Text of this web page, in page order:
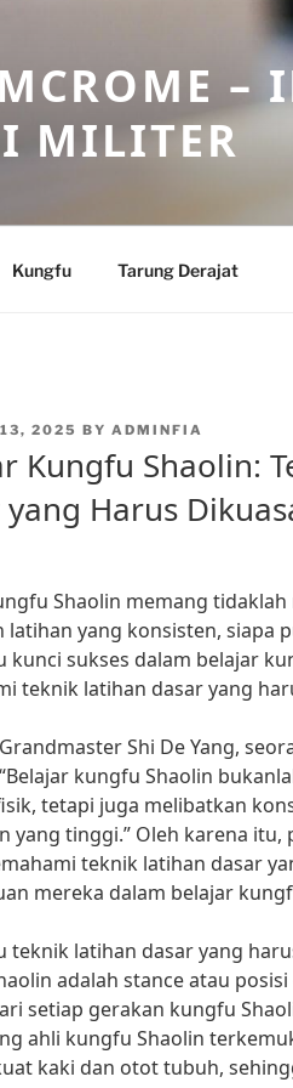
–
MILITER
Kungfu Tarung Derajat
2025 BY ADMINFIA
Kungfu Shaolin:
yang Harus
Shaolin memang
latihan yang konsisten, siapa
kunci sukses dalam belajar
teknik latihan dasar yang
Shi De Yang,
kungfu Shaolin
tetapi juga melibatkan
yang tinggi.” Oleh karena
teknik latihan dasar
mereka dalam belajar
teknik latihan dasar yang
adalah stance atau
setiap gerakan kungfu
ahli kungfu Shaolin
kaki dan otot tubuh,